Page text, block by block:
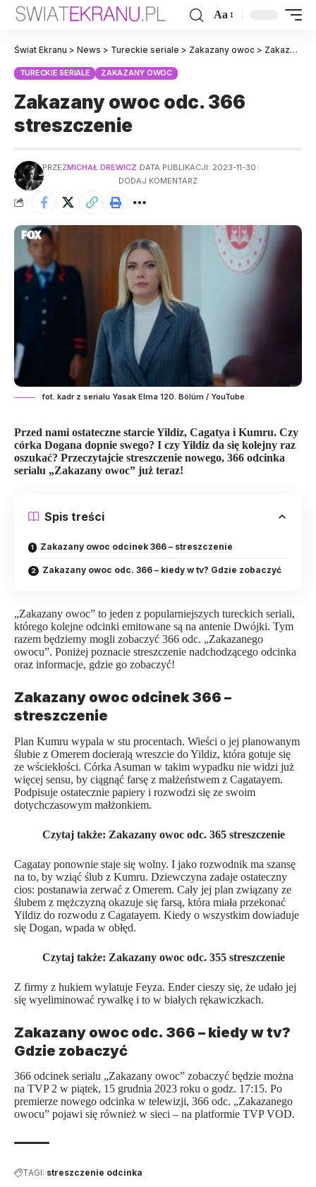
Aa
Świat Ekranu > News > Tureckie seriale > Zakazany owoc > Zakazany owoc odc. 366 streszczenie
TURECKIE SERIALE ZAKAZANY OWOC
Zakazany owoc odc. 366
streszczenie
PRZEZMICHAŁ DREWICZ DATA PUBLIKACJI: 2023-11-30
DODAJ KOMENTARZ
fot. kadr z serialu Yasak Elma 120. Bölüm / YouTube
Przed nami ostateczne starcie Yildiz, Cagatya i Kumru. Czy
córka Dogana dopnie swego? I czy Yildiz da się kolejny raz
oszukać? Przeczytajcie streszczenie nowego, 366 odcinka
serialu „Zakazany owoc” już teraz!
Spis treści
Zakazany owoc odcinek 366 – streszczenie
Zakazany owoc odc. 366 – kiedy w tv? Gdzie zobaczyć
„Zakazany owoc” to jeden z popularniejszych tureckich seriali,
którego kolejne odcinki emitowane są na antenie Dwójki. Tym
razem będziemy mogli zobaczyć 366 odc. „Zakazanego
owocu”. Poniżej poznacie streszczenie nadchodzącego odcinka
oraz informacje, gdzie go zobaczyć!
Zakazany owoc odcinek 366 –
streszczenie
Plan Kumru wypala w stu procentach. Wieści o jej planowanym
ślubie z Omerem docierają wreszcie do Yildiz, która gotuje się
ze wściekłości. Córka Asuman w takim wypadku nie widzi już
więcej sensu, by ciągnąć farsę z małżeństwem z Cagatayem.
Podpisuje ostatecznie papiery i rozwodzi się ze swoim
dotychczasowym małżonkiem.
Czytaj także: Zakazany owoc odc. 365 streszczenie
Cagatay ponownie staje się wolny. I jako rozwodnik ma szansę
na to, by wziąć ślub z Kumru. Dziewczyna zadaje ostateczny
cios: postanawia zerwać z Omerem. Cały jej plan związany ze
ślubem z mężczyzną okazuje się farsą, która miała przekonać
Yildiz do rozwodu z Cagatayem. Kiedy o wszystkim dowiaduje
się Dogan, wpada w obłęd.
Czytaj także: Zakazany owoc odc. 355 streszczenie
Z firmy z hukiem wylatuje Feyza. Ender cieszy się, że udało jej
się wyeliminować rywalkę i to w białych rękawiczkach.
Zakazany owoc odc. 366 – kiedy w tv?
Gdzie zobaczyć
366 odcinek serialu „Zakazany owoc” zobaczyć będzie można
na TVP 2 w piątek, 15 grudnia 2023 roku o godz. 17:15. Po
premierze nowego odcinka w telewizji, 366 odc. „Zakazanego
owocu” pojawi się również w sieci – na platformie TVP VOD.
TAGI: streszczenie odcinka